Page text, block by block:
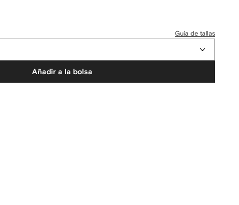
Guía de tallas
Añadir a la bolsa